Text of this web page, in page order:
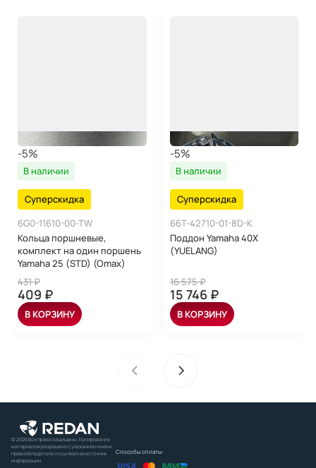
-5%
В наличии
Суперскидка
6G0-11610-00-TW
Кольца поршневые,
комплект на один поршень
Yamaha 25 (STD) (Omax)
431 ₽
409 ₽
В КОРЗИНУ
-5%
В наличии
Суперскидка
66T-42710-01-8D-K
Поддон Yamaha 40X
(YUELANG)
16 575 ₽
15 746 ₽
В КОРЗИНУ
© 2026 Все права защищены. Копирование
материалов разрешено с указанием имени
правообладателя и ссылкой на источник
информации
Способы оплаты: